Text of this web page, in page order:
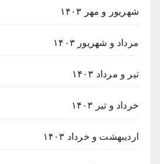
شهریور و مهر ۱۴۰۳
مرداد و شهریور ۱۴۰۳
تیر و مرداد ۱۴۰۳
خرداد و تیر ۱۴۰۳
اردیبهشت و خرداد ۱۴۰۳